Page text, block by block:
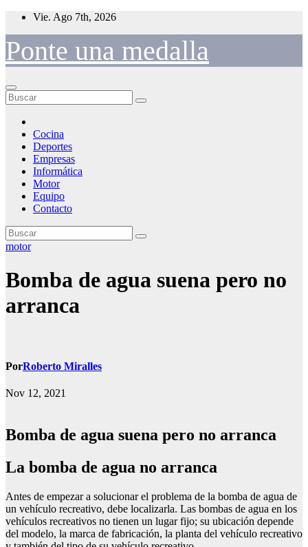
Saltar
contenido
Vie. Ago 7th, 2026
Ponte una medalla
Cocina
Deportes
Empresas
Informática
Motor
Equipo
Contacto
motor
Bomba de agua suena pero no
arranca
PorRoberto Miralles
Nov 12, 2021
Bomba de agua suena pero no arranca
la bomba de agua no arranca
Antes de empezar a solucionar el problema de la bomba de agua de
un vehículo recreativo, debe localizarla. Las bombas de agua en los
vehículos recreativos no tienen un lugar fijo; su ubicación depende
del modelo, la marca de fabricación, la planta del vehículo recreativo